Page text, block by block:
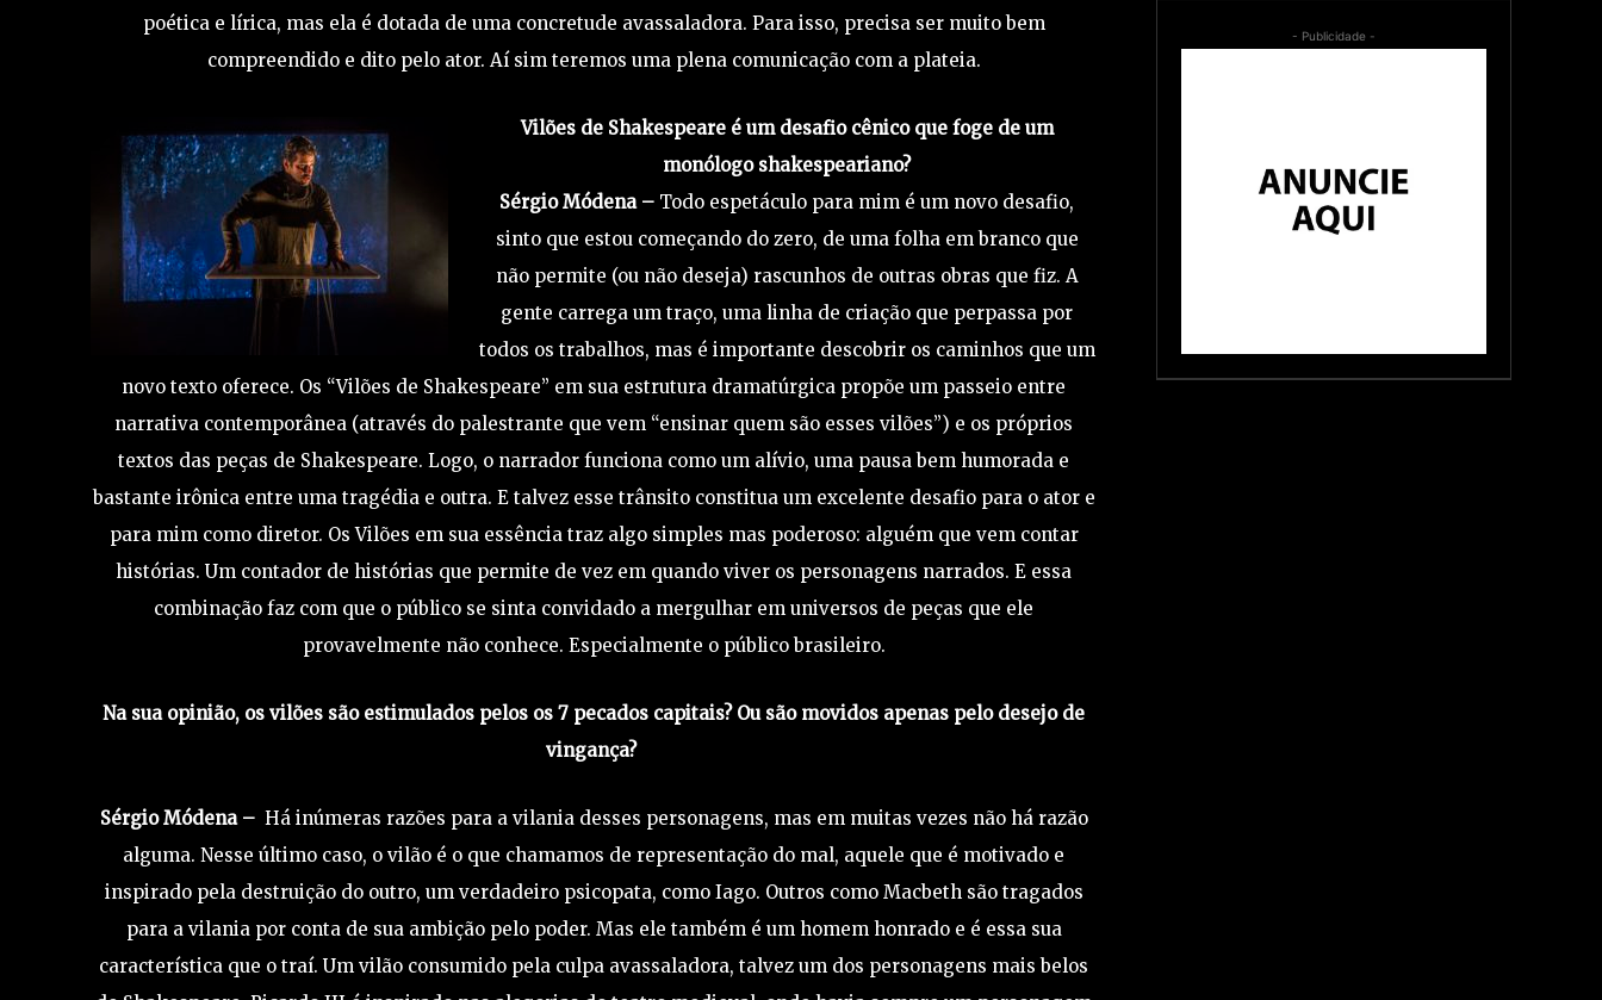
poética e lírica, mas ela é dotada de uma concretude avassaladora. Para isso, precisa ser muito bem
compreendido e dito pelo ator. Aí sim teremos uma plena comunicação com a plateia.
Vilões de Shakespeare é um desafio cênico que foge de um
monólogo shakespeariano?
Sérgio Módena – Todo espetáculo para mim é um novo desafio,
sinto que estou começando do zero, de uma folha em branco que
não permite (ou não deseja) rascunhos de outras obras que fiz. A
gente carrega um traço, uma linha de criação que perpassa por
todos os trabalhos, mas é importante descobrir os caminhos que um
novo texto oferece. Os “Vilões de Shakespeare” em sua estrutura dramatúrgica propõe um passeio entre
narrativa contemporânea (através do palestrante que vem “ensinar quem são esses vilões”) e os próprios
textos das peças de Shakespeare. Logo, o narrador funciona como um alívio, uma pausa bem humorada e
bastante irônica entre uma tragédia e outra. E talvez esse trânsito constitua um excelente desafio para o ator e
para mim como diretor. Os Vilões em sua essência traz algo simples mas poderoso: alguém que vem contar
histórias. Um contador de histórias que permite de vez em quando viver os personagens narrados. E essa
combinação faz com que o público se sinta convidado a mergulhar em universos de peças que ele
provavelmente não conhece. Especialmente o público brasileiro.
Na sua opinião, os vilões são estimulados pelos os 7 pecados capitais? Ou são movidos apenas pelo desejo de
vingança?
Sérgio Módena – Há inúmeras razões para a vilania desses personagens, mas em muitas vezes não há razão
alguma. Nesse último caso, o vilão é o que chamamos de representação do mal, aquele que é motivado e
inspirado pela destruição do outro, um verdadeiro psicopata, como Iago. Outros como Macbeth são tragados
para a vilania por conta de sua ambição pelo poder. Mas ele também é um homem honrado e é essa sua
característica que o traí. Um vilão consumido pela culpa avassaladora, talvez um dos personagens mais belos
- Publicidade -